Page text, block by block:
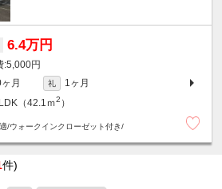
6.4万円
5,000円
月 礼
1ヶ月
（42.1ｍ2 ）
/ウォークインクローゼット付き/
件)